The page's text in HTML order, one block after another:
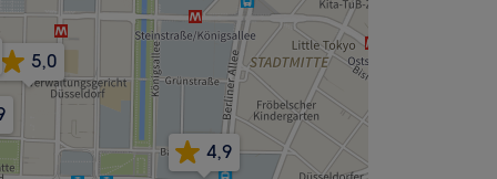
4,9
5,0